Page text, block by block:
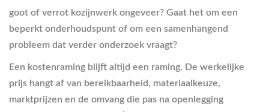
goot of verrot kozijnwerk ongeveer? Gaat het om een
beperkt onderhoudspunt of om een samenhangend
probleem dat verder onderzoek vraagt?
Een kostenraming blijft altijd een raming. De werkelijke
prijs hangt af van bereikbaarheid, materiaalkeuze,
marktprijzen en de omvang die pas na openlegging